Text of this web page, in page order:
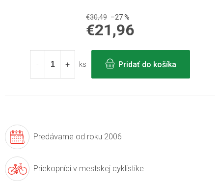
€30,49 –27 %
€21,96
cena:
ks
Pridať do košíka
Predávame od roku 2006
Priekopníci v mestskej cyklistike